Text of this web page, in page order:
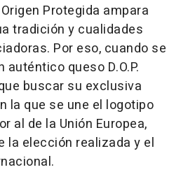
Protegida ampara
tradición y cualidades
Por eso, cuando se
queso D.O.P.
buscar su exclusiva
la que se une el logotipo
al de la Unión Europea,
la elección realizada y el